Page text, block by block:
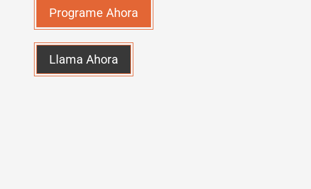
Programe Ahora
Llama Ahora